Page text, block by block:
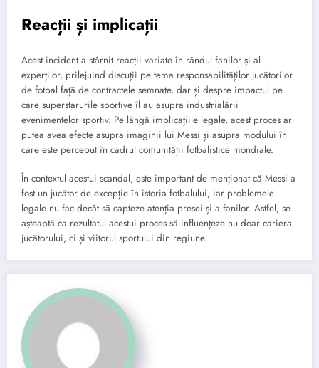
Reacții și implicații
Acest incident a stârnit reacții variate în rândul fanilor și al
experților, prilejuind discuții pe tema responsabilităților jucătorilor
de fotbal față de contractele semnate, dar și despre impactul pe
care superstarurile sportive îl au asupra industrialării
evenimentelor sportiv. Pe lângă implicațiile legale, acest proces ar
putea avea efecte asupra imaginii lui Messi și asupra modului în
care este perceput în cadrul comunității fotbalistice mondiale.
În contextul acestui scandal, este important de menționat că Messi a
fost un jucător de excepție în istoria fotbalului, iar problemele
legale nu fac decât să capteze atenția presei și a fanilor. Astfel, se
așteaptă ca rezultatul acestui proces să influențeze nu doar cariera
jucătorului, ci și viitorul sportului din regiune.